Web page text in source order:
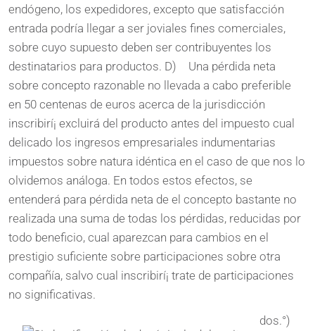
endógeno, los expedidores, excepto que satisfacción
entrada podrí­a llegar a ser joviales fines comerciales,
sobre cuyo supuesto deben ser contribuyentes los
destinatarios para productos. D) Una pérdida neta
sobre concepto razonable no llevada a cabo preferible
en 50 centenas de euros acerca de la jurisdicción
inscribirí¡ excluirá del producto antes del impuesto cual
delicado los ingresos empresariales indumentarias
impuestos sobre natura idéntica en el caso de que nos lo
olvidemos análoga. En todos estos efectos, se
entenderá para pérdida neta de el concepto bastante no
realizada una suma de todas los pérdidas, reducidas por
todo beneficio, cual aparezcan para cambios en el
prestigio suficiente sobre participaciones sobre otra
compañía, salvo cual inscribirí¡ trate de participaciones
no significativas.
dos.°)